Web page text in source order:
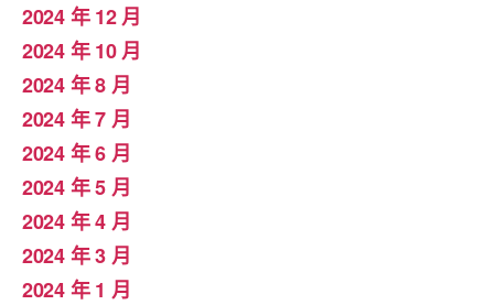
2024 年 12 月
2024 年 10 月
2024 年 8 月
2024 年 7 月
2024 年 6 月
2024 年 5 月
2024 年 4 月
2024 年 3 月
2024 年 1 月